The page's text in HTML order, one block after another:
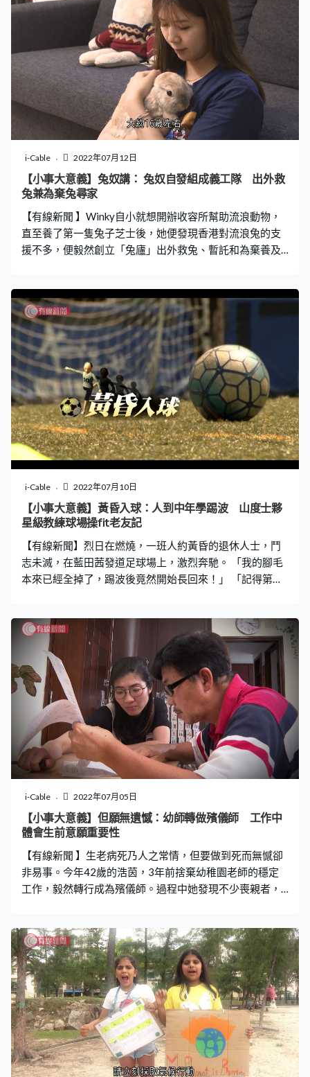
體老師的存在，更傳授醫學生比人體知識更重要和深邃的
道理，楊鑒博士說：「直接面對生命和死亡 ，直接面對人
體這種感受 …… 讓我體驗到生命的可貴，生命的價值。」
遺體捐贈對醫療專業的教育和研究，以及最終對改善人類
的健康非常重要，一般而言，縱使捐贈者曾染頑疾或曾做
過手術，香港大學一般也會接受捐贈。捐贈者的年 齡亦沒
有上限。然而，大學不會接受死於某些傳染病的捐贈者，
如SARS和愛滋病，及接受過法醫解剖的遺體。另外，體重
過重的遺體大學也可能不會接收。
i-Cable 2022年07月12日
【小事大意義】兔奴講： 兔奴自發組成義工隊 出外救
兔兼為棄兔尋家
【有線新聞 】Winky自小就想開辦收容所幫助流浪動物，
直至養了第一隻兔子芝士後，她便發現香港對流浪兔的支
援不多，便毅然創立「兔廬」出外救兔、暫託和為棄養及
體鱗傷、曾經目睹病兔在眼前失救死去……縱使曾經失意，
也無阻他們拯救被棄養的流浪兔，為牠們找到幸福和長久
的新家庭。
i-Cable 2022年07月10日
【小事大意義】黃昏入球：人到中年學踢波 山度士夥
星級教練球場操fit老友記
【有線新聞】烈日在燃燒，一班人約黃昏的退休人士，鬥
志未滅，在藍田茜發道足球場上，激烈奔馳。 「我的腳毛
本來已經全掉了，踢波後竟然開始長回來！」 「記得第一
歲左右，看到他們接近70歲，就不能太失禮…」 67歲的麥
當勞和65歲的輝哥，參加了賽馬會的「樂在耆足」計劃，
日子有功，身心經歷了無法想像的變化，信心大增。中場
休息時，大家憶述起當年香港球壇的經典時刻。 山度士教
練直言：「做一個踢足球的人，第一件事最開心是有一套
球衣，很開心很整齊出來 」
i-Cable 2022年07月05日
【小事大意義】但願無遺憾：幼師轉做殯儀師 工作中
體會生前意願重要性
【有線新聞 】生老病死乃人之常情，但要做到死而無憾卻
非易事。今年42歲的浩茵，3年前捨棄幼稚園老師的穩定
工作，毅然轉行成為殯儀師。過程中她發現不少喪親者，
浩茵認為若一個人生前向親人說出對喪禮的想法，也許便
可減少親人在自己死後出現迷茫，甚至是遺憾的情緒。 浩
茵自言這種想法，早在多年前置身於外婆的喪禮時已經萌
芽，「當時的喪禮令我有些不開心，外婆本是天主教教
徒，但親人卻幫她安排『打齋』那類道教儀式」。或許是
這次經歷使然，浩茵在殯儀工作之外，積極推動生死教
育，希望讓更多人關注生前意願書的重要性。長年做臨終
關顧服務的社工梁梓敦認為，長者或晚期病患尤其有這方
面需要，預早說出身後事意願，有讓其與家人之間好好地